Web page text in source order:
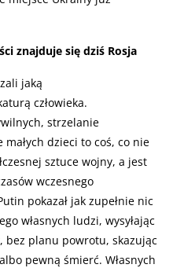
znajduje się dziś Rosja
jaką
człowieka.
strzelanie
dzieci to coś, co nie
sztuce wojny, a jest
wczesnego
pokazał jak zupełnie nic
własnych ludzi, wysyłając
bez planu powrotu, skazując
pewną śmierć. Własnych